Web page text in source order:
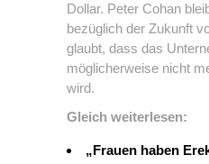
Dollar. Peter Cohan
bezüglich der Zukunft
glaubt, dass das
möglicherweise nicht
wird.
Gleich weiterlesen:
„Frauen haben